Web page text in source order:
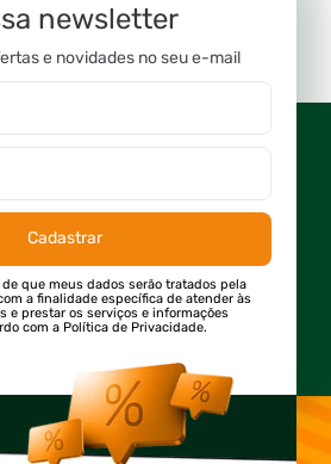
newsletter
e novidades no seu e-mail
Cadastrar
que meus dados serão tratados pela
a finalidade específica de atender às
e prestar os serviços e informações
com a Política de Privacidade.